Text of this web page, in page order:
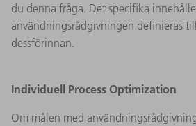
du denna fråga. Det specifika
användningsrådgivningen definieras
dessförinnan.
Individuell Process Optimization
Om målen med